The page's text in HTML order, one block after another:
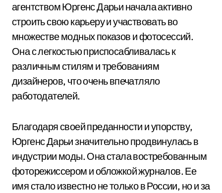
агентством Юргенс Дарьи начала активно
строить свою карьеру и участвовать во
множестве модных показов и фотосессий.
Она с легкостью приспосабливалась к
различным стилям и требованиям
дизайнеров, что очень впечатляло
работодателей.
Благодаря своей преданности и упорству,
Юргенс Дарьи значительно продвинулась в
индустрии моды. Она стала востребованным
фоторежиссером и обложкой журналов. Ее
имя стало известно не только в России, но и за